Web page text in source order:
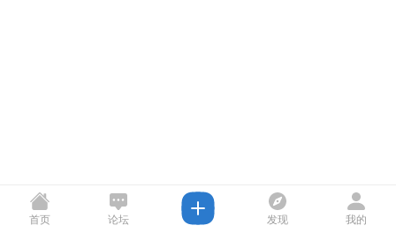
首页 论坛 发现 我的